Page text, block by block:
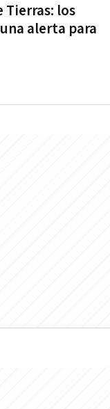
Tierras: los
alerta para